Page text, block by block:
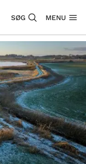
SØG MENU